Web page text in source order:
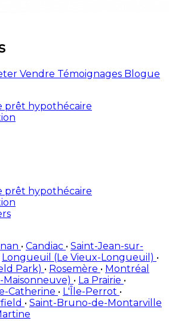
Vendre Témoignages Blogue
prêt hypothécaire
prêt hypothécaire
• Candiac • Saint-Jean-sur-
Longueuil (Le Vieux-Longueuil) •
Park) • Rosemère • Montréal
• La Prairie •
Catherine • L'Île-Perrot •
• Saint-Bruno-de-Montarville